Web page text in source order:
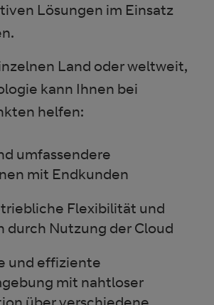
Lösungen im Einsatz
Land oder weltweit,
kann Ihnen bei
helfen:
umfassendere
mit Endkunden
Flexibilität und
durch Nutzung der Cloud
und effiziente
mit nahtloser